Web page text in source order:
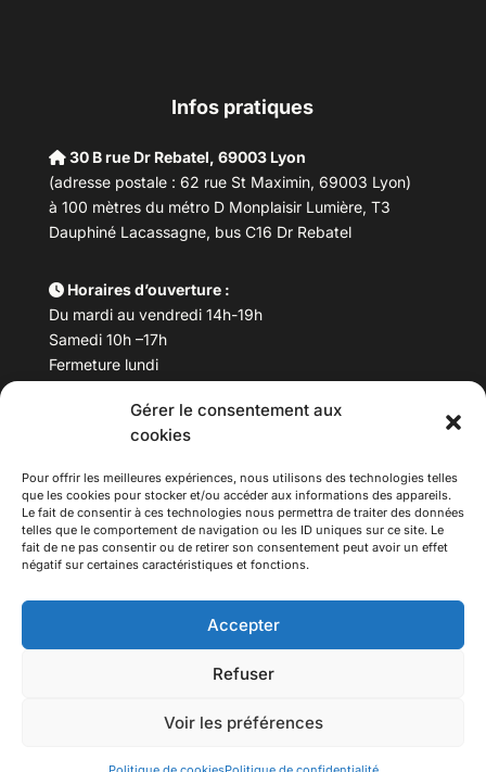
Gérer le consentement aux
cookies
Pour offrir les meilleures expériences, nous utilisons des technologies telles
que les cookies pour stocker et/ou accéder aux informations des appareils.
Le fait de consentir à ces technologies nous permettra de traiter des données
telles que le comportement de navigation ou les ID uniques sur ce site. Le
fait de ne pas consentir ou de retirer son consentement peut avoir un effet
négatif sur certaines caractéristiques et fonctions.
Accepter
Refuser
Voir les préférences
Infos pratiques
30 B rue Dr Rebatel, 69003 Lyon
(adresse postale : 62 rue St Maximin, 69003 Lyon)
à 100 mètres du métro D Monplaisir Lumière, T3
Dauphiné Lacassagne, bus C16 Dr Rebatel
Horaires d’ouverture :
Du mardi au vendredi 14h-19h
Samedi 10h –17h
Fermeture lundi
Téléphone : 04 78 53 06 40
maisondesculturesasiatiques@asiexpo.com
Tous droits réservés.